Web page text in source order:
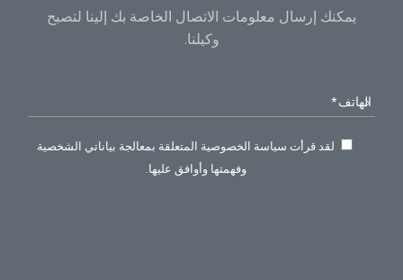
يمكنك إرسال معلومات الاتصال الخاصة بك إلينا لتصبح
وكيلنا.
لقد قرأت سياسة الخصوصية المتعلقة بمعالجة بياناتي الشخصية
وفهمتها وأوافق عليها.